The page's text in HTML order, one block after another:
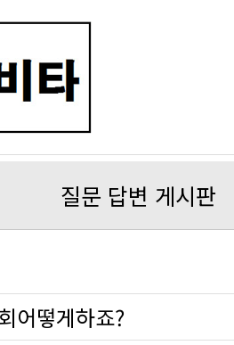
질문 답변 게시판
어떻게하죠?